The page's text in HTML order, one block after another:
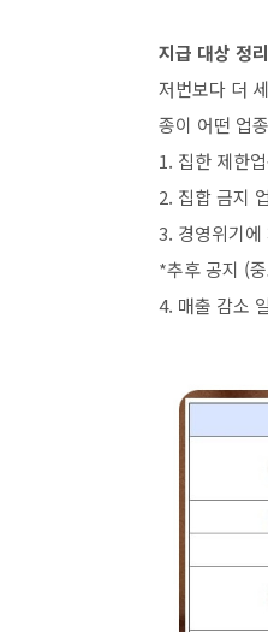
지급 대상 정리
저번보다 더
종이 어떤 업
1. 집한 제한
2. 집합 금지
3. 경영위기에
*추후 공지 (
4. 매출 감소